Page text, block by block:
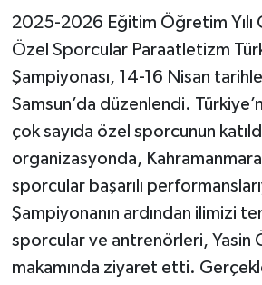
2025-2026 Eğitim Öğretim Yılı
Özel Sporcular Paraatletizm
Şampiyonası, 14-16 Nisan
Samsun’da düzenlendi.
çok sayıda özel sporcunun
organizasyonda,
sporcular başarılı
Şampiyonanın ardından ilimizi
sporcular ve antrenörleri, Yasin
makamında ziyaret etti.